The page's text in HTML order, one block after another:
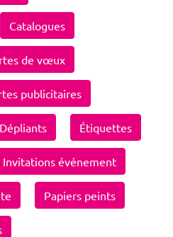
Catalogues
de vœux
publicitaires
Dépliants Étiquettes
Invitations événement
Papiers peints